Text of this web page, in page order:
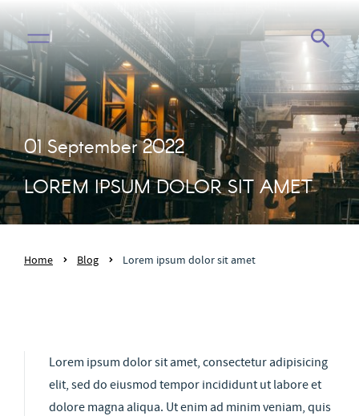
01 September 2022
LOREM IPSUM DOLOR SIT AMET
Home Blog Lorem ipsum dolor sit amet
Lorem ipsum dolor sit amet, consectetur adipisicing
elit, sed do eiusmod tempor incididunt ut labore et
dolore magna aliqua. Ut enim ad minim veniam, quis